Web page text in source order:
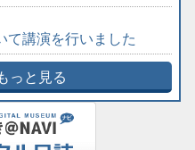
て講演を行いました
っと見る